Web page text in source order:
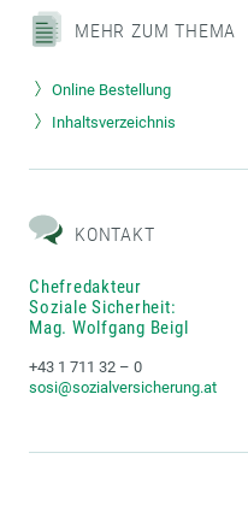
MEHR ZUM THEMA
Online Bestellung
Inhaltsverzeichnis
KONTAKT
Chefredakteur
Soziale Sicherheit:
Mag. Wolfgang Beigl
+43 1 711 32 – 0
sosi@sozialversicherung.at